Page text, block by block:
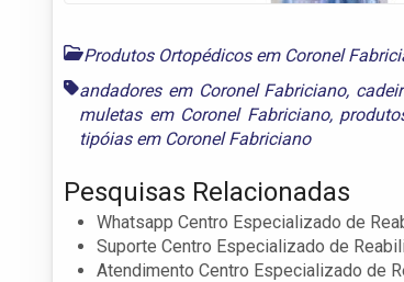
Produtos Ortopédicos em Coronel
andadores em Coronel Fabriciano,
muletas em Coronel Fabriciano,
tipóias em Coronel Fabriciano
Pesquisas Relacionadas
Whatsapp Centro Especializado de
Suporte Centro Especializado de
Atendimento Centro Especializado de